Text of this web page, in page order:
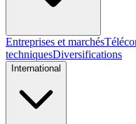
Entreprises et marchés
techniquesDiversifications
International